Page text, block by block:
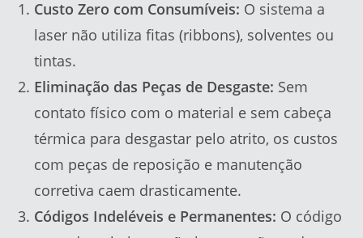
Custo Zero com Consumíveis: O sistema a
laser não utiliza fitas (ribbons), solventes ou
tintas.
Eliminação das Peças de Desgaste: Sem
contato físico com o material e sem cabeça
térmica para desgastar pelo atrito, os custos
com peças de reposição e manutenção
corretiva caem drasticamente.
Códigos Indeléveis e Permanentes: O código